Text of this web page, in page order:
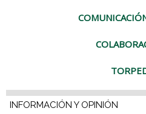
INFORMACIÓN Y OPINIÓN